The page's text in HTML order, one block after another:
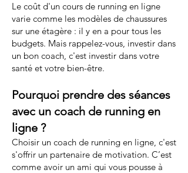
Le coût d'un cours de running en ligne
varie comme les modèles de chaussures
sur une étagère : il y en a pour tous les
budgets. Mais rappelez-vous, investir dans
un bon coach, c'est investir dans votre
santé et votre bien-être.
Pourquoi prendre des séances
avec un coach de running en
ligne ?
Choisir un coach de running en ligne, c'est
s'offrir un partenaire de motivation. C’est
comme avoir un ami qui vous pousse à